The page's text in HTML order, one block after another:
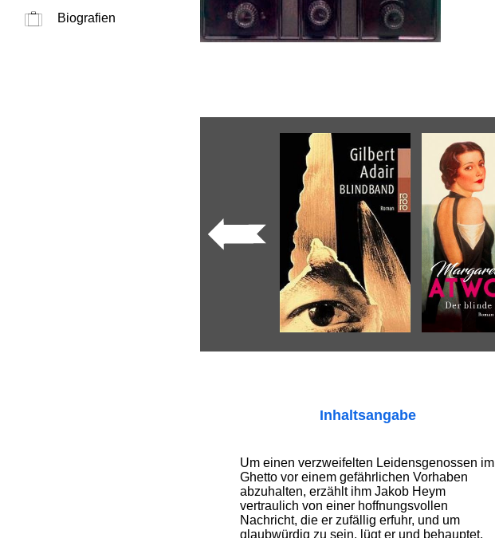
Biografien
Inhaltsangabe
Um einen verzweifelten Leidensgenossen im
Ghetto vor einem gefährlichen Vorhaben
abzuhalten, erzählt ihm Jakob Heym
vertraulich von einer hoffnungsvollen
Nachricht, die er zufällig erfuhr, und um
glaubwürdig zu sein, lügt er und behauptet,